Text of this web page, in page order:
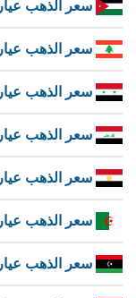
سعر الذهب عيار 21 في الأردن اليوم
سعر الذهب عيار 21 في لبنان اليوم
سعر الذهب عيار 21 في سوريا اليوم
سعر الذهب عيار 21 في العراق اليوم
سعر الذهب عيار 21 في مصر اليوم
سعر الذهب عيار 21 في الجزائر اليوم
سعر الذهب عيار 21 في ليبيا اليوم